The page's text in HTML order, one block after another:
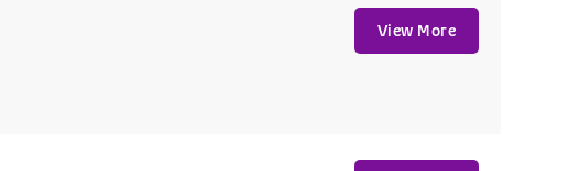
View More